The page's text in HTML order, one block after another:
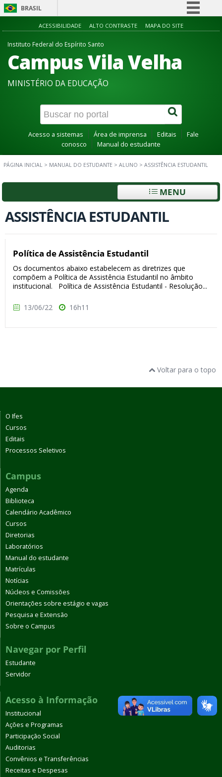
BRASIL
Simplifique!
Participe
Acesso à informação
Canais
ACESSIBILIDADE ALTO CONTRASTE MAPA DO SITE
Instituto Federal do Espírito Santo
Campus Vila Velha
MINISTÉRIO DA EDUCAÇÃO
Acesso a sistemas Área de imprensa Editais
Fale
conosco
Manual do estudante
PÁGINA INICIAL > MANUAL DO ESTUDANTE > ALUNO > ASSISTÊNCIA ESTUDANTIL
MENU
ASSISTÊNCIA ESTUDANTIL
Política de Assistência Estudantil
Os documentos abaixo estabelecem as diretrizes que
compõem a Política de Assistência Estudantil no âmbito
institucional. Política de Assistência Estudantil - Resolução...
13/06/22 16h11
Voltar para o topo
O Ifes
Cursos
Editais
Processos Seletivos
Campus
Agenda
Biblioteca
Calendário Acadêmico
Cursos
Diretorias
Laboratórios
Manual do estudante
Matrículas
Notícias
Núcleos e Comissões
Orientações sobre estágio e vagas
Pesquisa e Extensão
Sobre o Campus
Navegar por Perfil
Estudante
Servidor
Acesso à Informação
Institucional
Ações e Programas
Participação Social
Auditorias
Convênios e Transferências
Receitas e Despesas